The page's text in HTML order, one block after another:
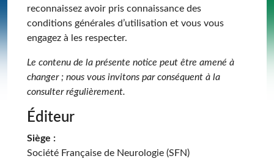
reconnaissez avoir pris connaissance des
conditions générales d’utilisation et vous vous
engagez à les respecter.
Le contenu de la présente notice peut être amené à
changer ; nous vous invitons par conséquent à la
consulter régulièrement.
Éditeur
Siège :
Société Française de Neurologie (SFN)